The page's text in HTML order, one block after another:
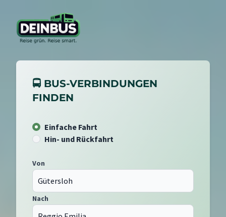
🚍 BUS-VERBINDUNGEN
FINDEN
Einfache Fahrt
Hin- und Rückfahrt
Von
Nach